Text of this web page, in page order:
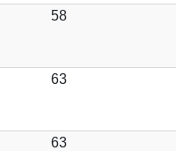
58
63
63